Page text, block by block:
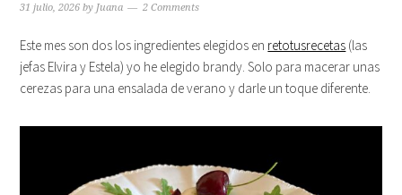
31 julio, 2026 by Juana 2 Comments
Este mes son dos los ingredientes elegidos en retotusrecetas (las
jefas Elvira y Estela) yo he elegido brandy. Solo para macerar unas
cerezas para una ensalada de verano y darle un toque diferente.